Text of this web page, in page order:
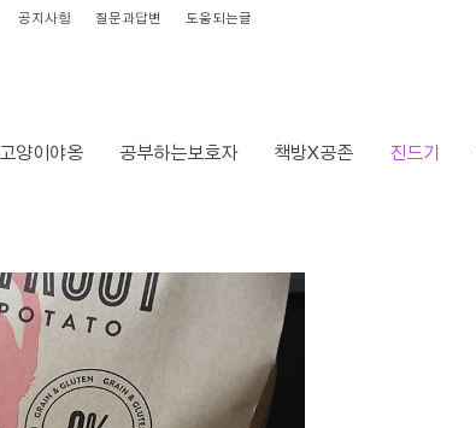
공지사항 질문과답변 도움되는글
고양이야옹 공부하는보호자 책방X공존 진드기